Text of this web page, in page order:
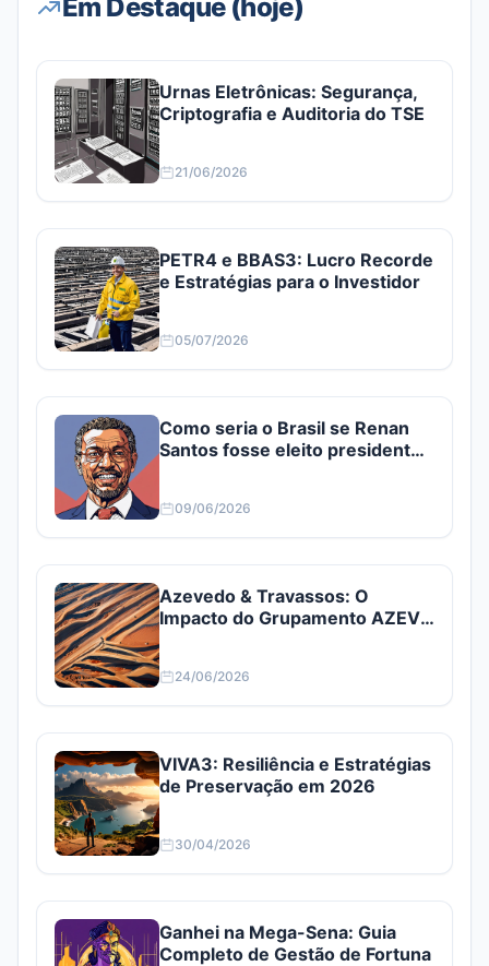
Em Destaque (hoje)
Urnas Eletrônicas: Segurança,
Criptografia e Auditoria do TSE
21/06/2026
PETR4 e BBAS3: Lucro Recorde
e Estratégias para o Investidor
05/07/2026
Como seria o Brasil se Renan
Santos fosse eleito presidente?
09/06/2026
Azevedo & Travassos: O
Impacto do Grupamento AZEV3
24/06/2026
VIVA3: Resiliência e Estratégias
de Preservação em 2026
30/04/2026
Ganhei na Mega-Sena: Guia
Completo de Gestão de Fortuna